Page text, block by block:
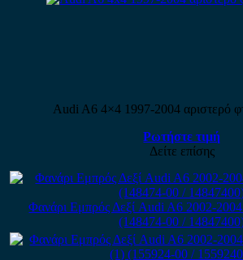
Audi A6 4×4 1997-2004 αριστερό
Ρωτήστε τιμή
Δείτε επίσης
Φανάρι Εμπρός Δεξί Audi A6 2002-
(148474-00 /